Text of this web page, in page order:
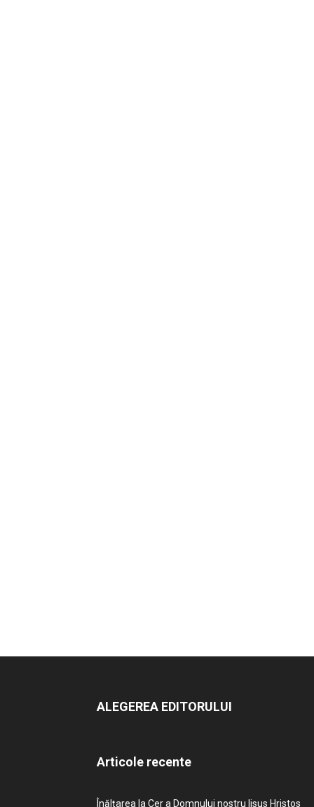
ALEGEREA EDITORULUI
Articole recente
Înălțarea la Cer a Domnului nostru Iisus Hristos